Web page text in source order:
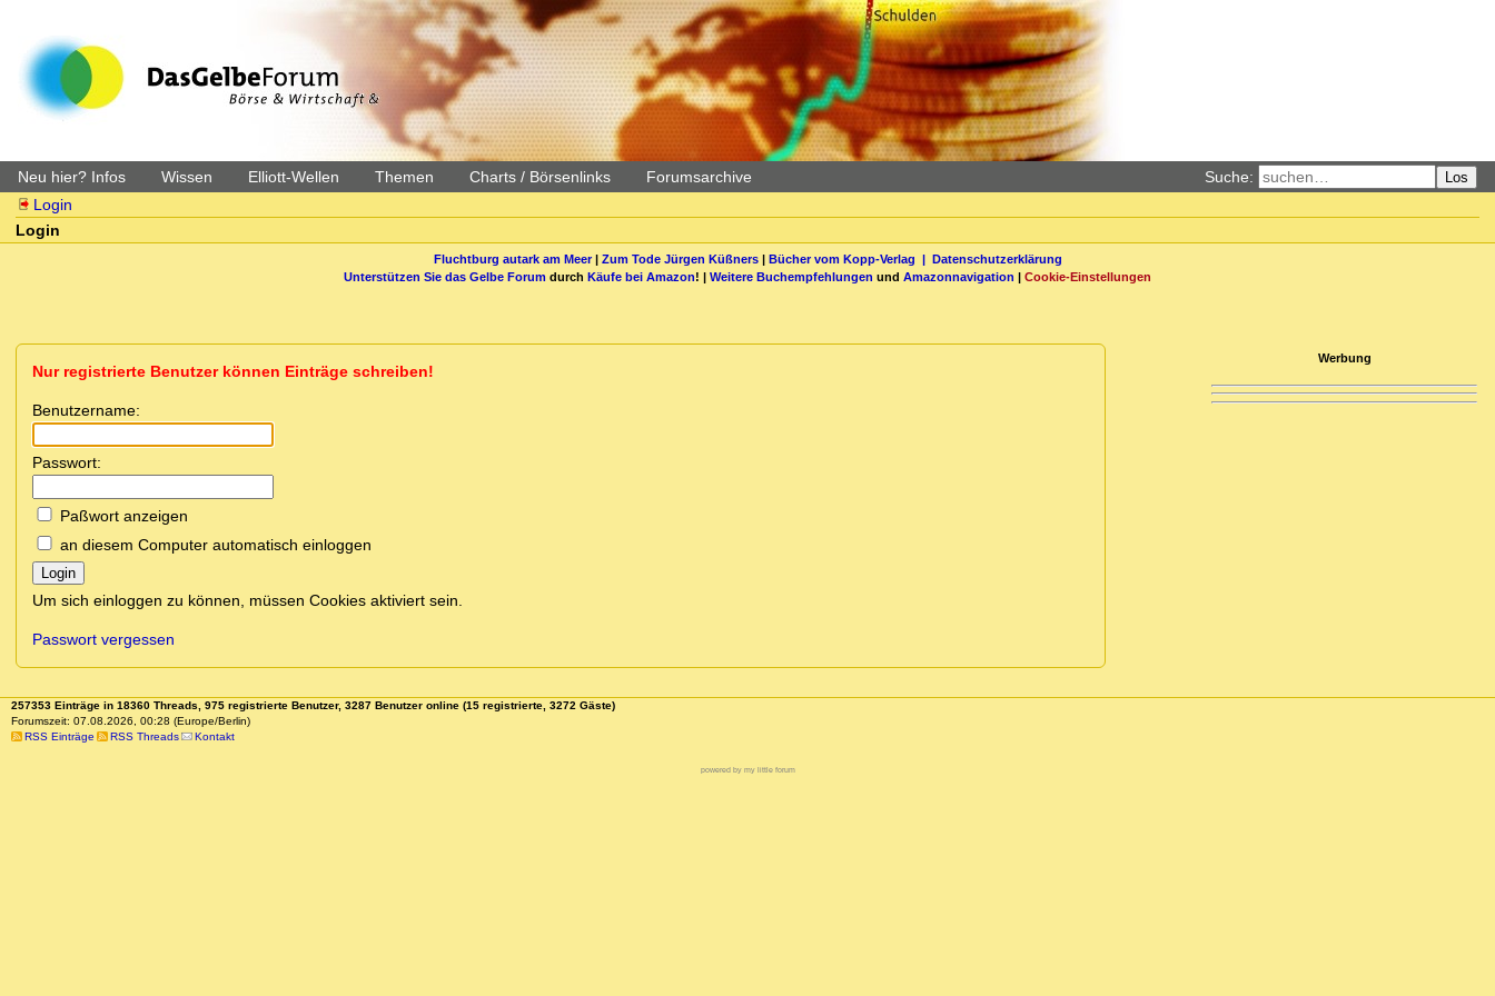
Neu hier? Infos Wissen Elliott-Wellen Themen Charts / Börsenlinks Forumsarchive Suche: Los
Login
Login
Fluchtburg autark am Meer| Zum Tode Jürgen Küßners| Bücher vom Kopp-Verlag | Datenschutzerklärung
Unterstützen Sie das Gelbe Forum durch Käufe bei Amazon! | Weitere Buchempfehlungen und Amazonnavigation | Cookie-Einstellungen
Nur registrierte Benutzer können Einträge schreiben!
Benutzername:
Passwort:
Paßwort anzeigen
an diesem Computer automatisch einloggen
Login
Um sich einloggen zu können, müssen Cookies aktiviert sein.
Passwort vergessen
Werbung
257353 Einträge in 18360 Threads, 975 registrierte Benutzer, 3287 Benutzer online (15 registrierte, 3272 Gäste)
Forumszeit: 07.08.2026, 00:28 (Europe/Berlin)
RSS Einträge
RSS Threads Kontakt
powered by my little forum